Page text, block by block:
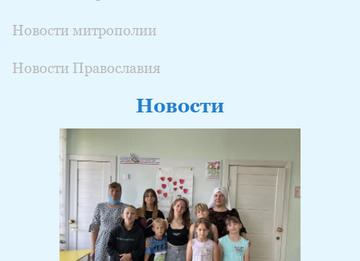
Новости митрополии
Новости Православия
Новости